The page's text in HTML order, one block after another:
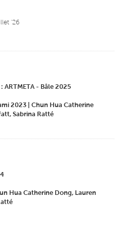
'26
ARTMETA - Bâle 2025
2023 | Chun Hua Catherine
Sabrina Ratté
Hua Catherine Dong, Lauren